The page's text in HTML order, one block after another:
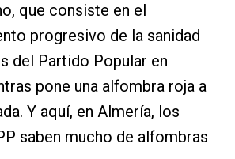
que consiste en el
progresivo de la sanidad
del Partido Popular en
pone una alfombra roja a
Y aquí, en Almería, los
saben mucho de alfombras